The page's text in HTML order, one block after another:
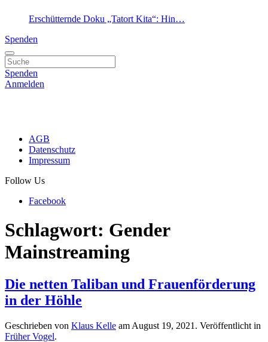
Erschütternde Doku „Tatort Kita“: Hin…
Spenden
Spenden
Anmelden
AGB
Datenschutz
Impressum
Follow Us
Facebook
Schlagwort: Gender
Mainstreaming
Die netten Taliban und Frauenförderung
in der Höhle
Geschrieben von Klaus Kelle am August 19, 2021 . Veröffentlicht in
Früher Vogel.